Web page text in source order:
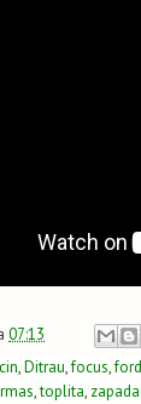
07:13
,Ditrau,focus,ford
,toplita, zapada